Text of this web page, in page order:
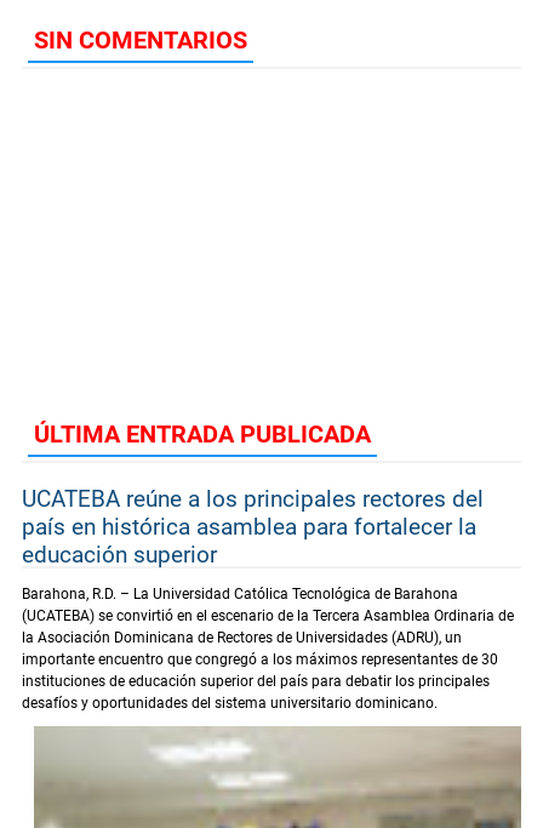
SIN COMENTARIOS
ÚLTIMA ENTRADA PUBLICADA
UCATEBA reúne a los principales rectores del
país en histórica asamblea para fortalecer la
educación superior
Barahona, R.D. – La Universidad Católica Tecnológica de Barahona
(UCATEBA) se convirtió en el escenario de la Tercera Asamblea Ordinaria de
la Asociación Dominicana de Rectores de Universidades (ADRU), un
importante encuentro que congregó a los máximos representantes de 30
instituciones de educación superior del país para debatir los principales
desafíos y oportunidades del sistema universitario dominicano.